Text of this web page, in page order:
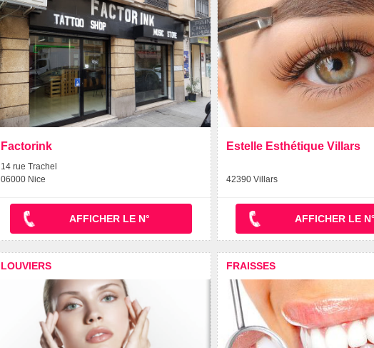
Factorink
14 rue Trachel
06000 Nice
AFFICHER LE N°
Estelle Esthétique Villars
42390 Villars
AFFICHER LE
LOUVIERS FRAISSES